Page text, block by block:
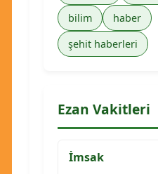
bilim
haber
şehit haberleri
Ezan Vakitleri
İmsak